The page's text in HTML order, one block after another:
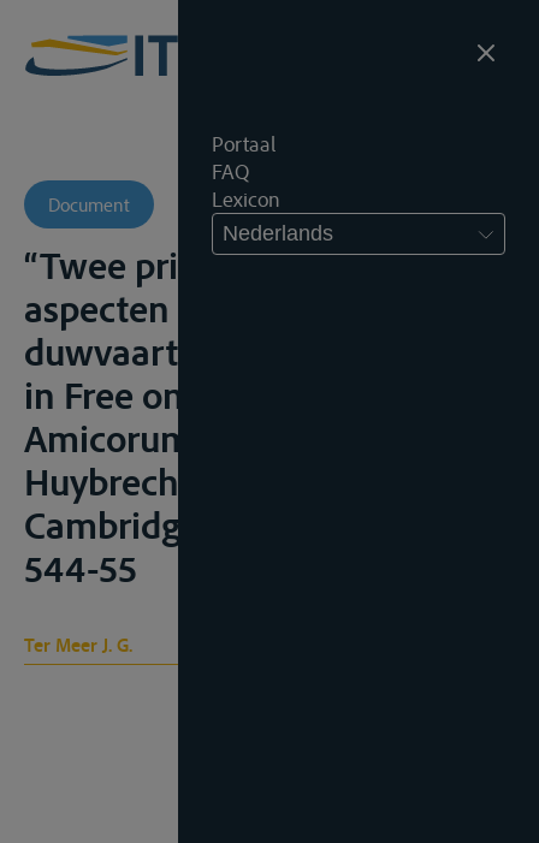
Portaal
FAQ
Lexicon
Nederlands
Document
“Twee privaatrechtelijke
aspecten van de sleep- en
duwvaart nader beschouwd”
in Free on board. Liber
Amicorum Marc A.
Huybrechts, Antwerpen-
Cambridge, Intersentia, 2011,
544-55
Ter Meer J. G.